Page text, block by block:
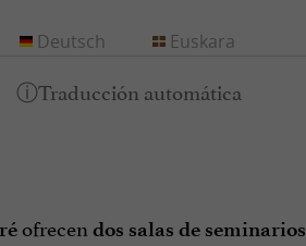
ofrecen dos salas de seminarios
Deutsch Euskara